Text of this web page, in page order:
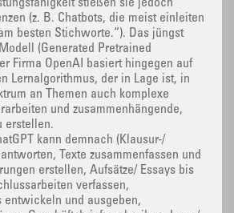
stießen sie jedoch
(z. B. Chatbots, die meist einleiten
besten Stichworte.“). Das jüngst
(Generated Pretrained
Firma OpenAI basiert hingegen auf
Lernalgorithmus, der in Lage ist, in
an Themen auch komplexe
und zusammenhängende,
erstellen.
kann demnach (Klausur-/
Texte zusammenfassen und
erstellen, Aufsätze/ Essays bis
verfassen,
entwickeln und ausgeben,